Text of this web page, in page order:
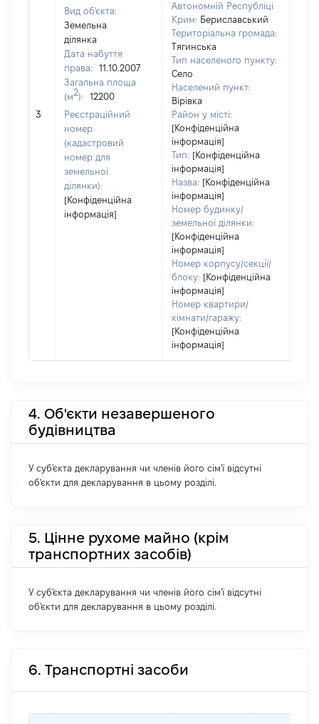
3
Вид об'єкта:
Земельна
ділянка
Дата набуття
права:
11.10.2007
Загальна площа
(м2):
12200
Реєстраційний
номер
(кадастровий
номер для
земельної
ділянки):
[Конфіденційна
інформація]
Автономній Республіці
Крим: Бериславський
Територіальна громада:
Тягинська
Тип населеного пункту:
Село
Населений пункт:
Вірівка
Район у місті:
[Конфіденційна
інформація]
Тип: [Конфіденційна
інформація]
Назва: [Конфіденційна
інформація]
Номер будинку/
земельної ділянки:
[Конфіденційна
інформація]
Номер корпусу/секції/
блоку: [Конфіденційна
інформація]
Номер квартири/
кімнати/гаражу:
[Конфіденційна
інформація]
4. Об'єкти незавершеного
будівництва
У суб'єкта декларування чи членів його сім'ї відсутні
об'єкти для декларування в цьому розділі.
5. Цінне рухоме майно (крім
транспортних засобів)
У суб'єкта декларування чи членів його сім'ї відсутні
об'єкти для декларування в цьому розділі.
6. Транспортні засоби